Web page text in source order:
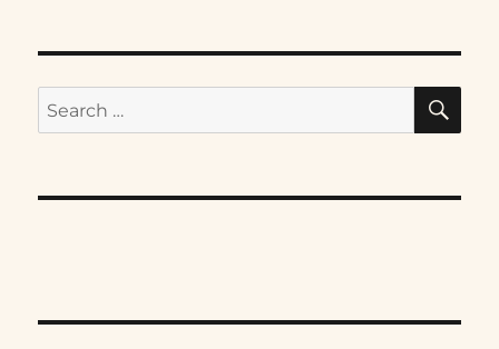
Search
for: